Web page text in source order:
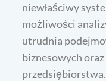
niewłaściwy
możliwości
utrudnia
biznesowych